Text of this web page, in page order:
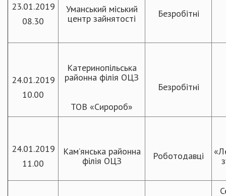
23.01.2019
08.30
Уманський міський
центр зайнятості
Безробітні
24.01.2019
10.00
Катеринопільська
районна філія ОЦЗ
ТОВ «Сиророб»
Безробітні
24.01.2019
11.00
Кам’янська районна
філія ОЦЗ
Роботодавці